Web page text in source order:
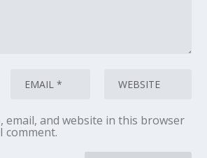
email, and website in this browser
comment.